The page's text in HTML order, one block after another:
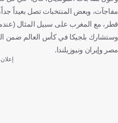
مفاجآت، وبعض المنتخبات تصل بعيداً
قطر، مع المغرب على سبيل المثال
وستشارك بلجيكا في كأس العالم ضمن
مصر وإيران ونيوزيلندا.
إعلان